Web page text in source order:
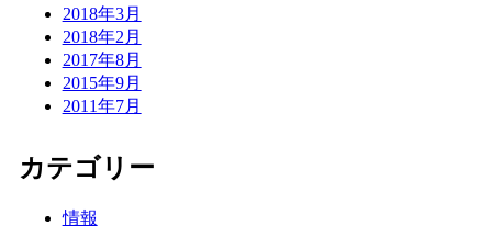
2018年3月
2018年2月
2017年8月
2015年9月
2011年7月
カテゴリー
情報